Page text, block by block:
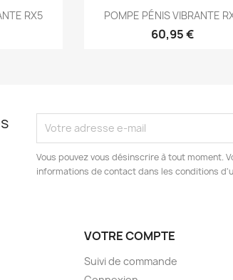
RX5  Aperçu rapide
POMPE PÉNIS VIBRANTE
60,95 €
Vous pouvez vous désinscrire à tout moment.
informations de contact dans les conditions
VOTRE COMPTE
Suivi de commande